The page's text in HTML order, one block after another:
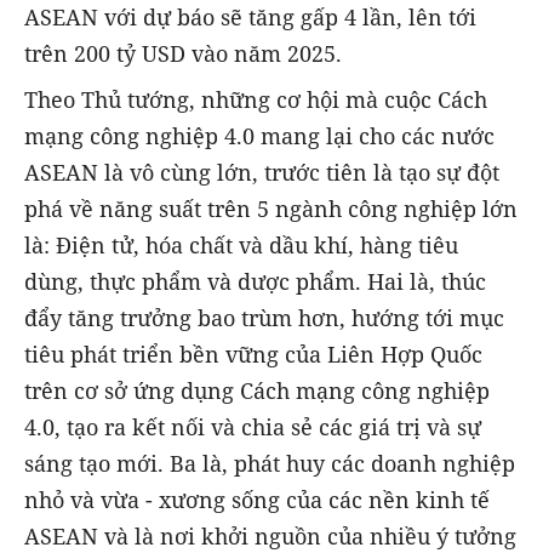
ASEAN với dự báo sẽ tăng gấp 4 lần, lên tới
trên 200 tỷ USD vào năm 2025.
Theo Thủ tướng, những cơ hội mà cuộc Cách
mạng công nghiệp 4.0 mang lại cho các nước
ASEAN là vô cùng lớn, trước tiên là tạo sự đột
phá về năng suất trên 5 ngành công nghiệp lớn
là: Điện tử, hóa chất và dầu khí, hàng tiêu
dùng, thực phẩm và dược phẩm. Hai là, thúc
đẩy tăng trưởng bao trùm hơn, hướng tới mục
tiêu phát triển bền vững của Liên Hợp Quốc
trên cơ sở ứng dụng Cách mạng công nghiệp
4.0, tạo ra kết nối và chia sẻ các giá trị và sự
sáng tạo mới. Ba là, phát huy các doanh nghiệp
nhỏ và vừa - xương sống của các nền kinh tế
ASEAN và là nơi khởi nguồn của nhiều ý tưởng